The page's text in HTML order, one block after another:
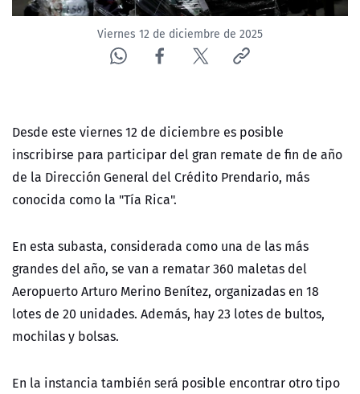
CANAL DE DENUNCIAS
ÁREA DE PROYECTOS
Viernes 12 de diciembre de 2025
Desde este viernes 12 de diciembre es posible
inscribirse para participar del gran remate de fin de año
de la Dirección General del Crédito Prendario, más
conocida como la "Tía Rica".
En esta subasta, considerada como una de las más
grandes del año, se van a rematar 360 maletas del
Aeropuerto Arturo Merino Benítez, organizadas en 18
lotes de 20 unidades. Además, hay 23 lotes de bultos,
mochilas y bolsas.
En la instancia también será posible encontrar otro tipo